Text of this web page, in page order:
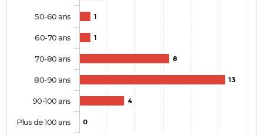
1
1
8
13
4
0
50-60 ans
60-70 ans
70-80 ans
80-90 ans
90-100 ans
Plus de 100 ans